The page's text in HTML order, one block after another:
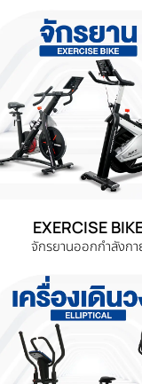
EXERCISE
จักรยานออกกำลังกา